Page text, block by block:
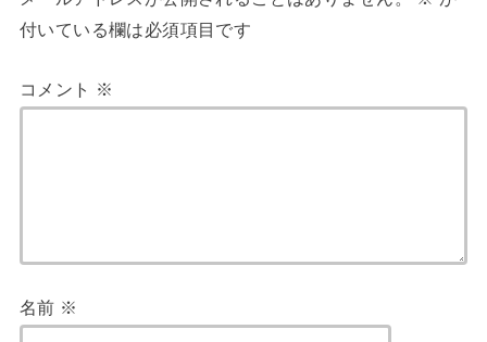
付いている欄は必須項目です
コメント ※
名前 ※